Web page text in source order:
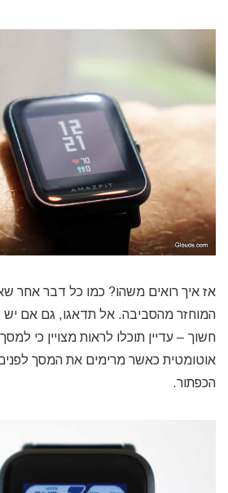
אז איך רואים משהו? כמו כל דבר אחר
המוחזר מהסביבה. אל תדאגו, גם אם
חשוך – עדיין תוכלו לראות מצויין כי
אוטומטית כאשר מרימים את המסך
הכפתור.